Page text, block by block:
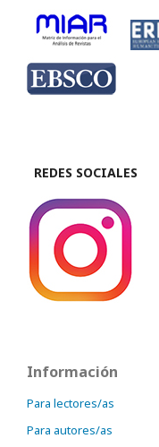
REDES SOCIALES
Información
Para lectores/as
Para autores/as